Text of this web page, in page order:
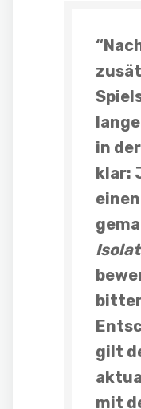
in
klar:
gilt
mit